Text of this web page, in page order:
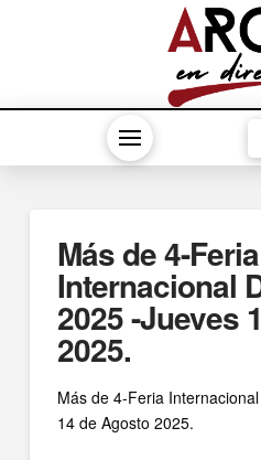
Más de 4-Feria
Internacional
2025 -Jueves
2025.
Más de 4-Feria
14 de Agosto 2025.